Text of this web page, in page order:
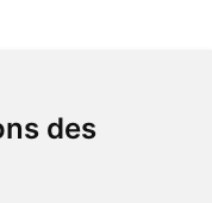
des
commande à Amiens
recevez-là rapidement